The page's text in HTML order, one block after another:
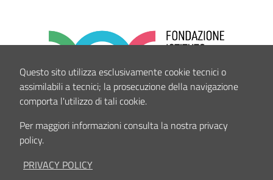
Questo sito utilizza esclusivamente cookie tecnici o
assimilabili a tecnici; la prosecuzione della navigazione
comporta l'utilizzo di tali cookie.
Per maggiori informazioni consulta la nostra privacy
policy.
PRIVACY POLICY